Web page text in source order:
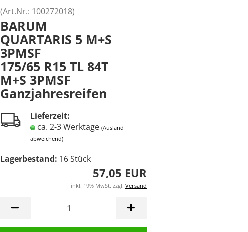
(Art.Nr.: 100272018)
BARUM
QUARTARIS 5 M+S
3PMSF
175/65 R15 TL 84T
M+S 3PMSF
Ganzjahresreifen
Lieferzeit:
ca. 2-3 Werktage (Ausland
abweichend)
Lagerbestand: 16Stück
57,05 EUR
inkl. 19% MwSt. zzgl. Versand